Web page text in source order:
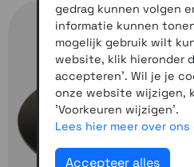
gedrag kunnen volgen
informatie kunnen
mogelijk gebruik wilt
website, klik hieronder
accepteren'. Wil je je
onze website wijzigen,
'Voorkeuren wijzigen'.
Lees hier meer over
Accepteer alles